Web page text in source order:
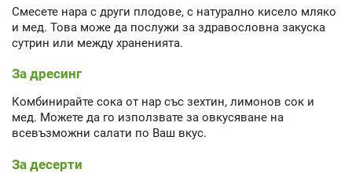
Смесете нара с други плодове, с натурално кисело мляко
и мед. Това може да послужи за здравословна закуска
сутрин или между храненията.
За дресинг
Комбинирайте сока от нар със зехтин, лимонов сок и
мед. Можете да го използвате за овкусяване на
всевъзможни салати по Ваш вкус.
За десерти